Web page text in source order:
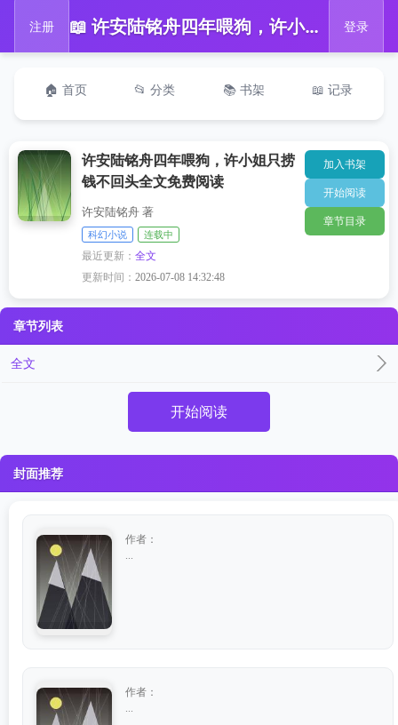
注册 📖 许安陆铭舟四年喂狗，许小姐只捞钱不回头全文免费阅读 登录
🏠 首页 📂 分类 📚 书架 📖 记录
许安陆铭舟四年喂狗，许小姐只捞
钱不回头全文免费阅读
许安陆铭舟 著
科幻小说 连载中
最近更新：全文
更新时间：2026-07-08 14:32:48
加入书架
开始阅读
章节目录
章节列表
全文
开始阅读
封面推荐
作者：
作者：